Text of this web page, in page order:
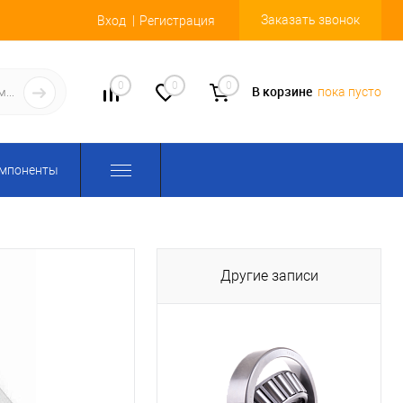
Вход Регистрация Заказать звонок
0 0 0 В корзине пока пусто
Другие записи